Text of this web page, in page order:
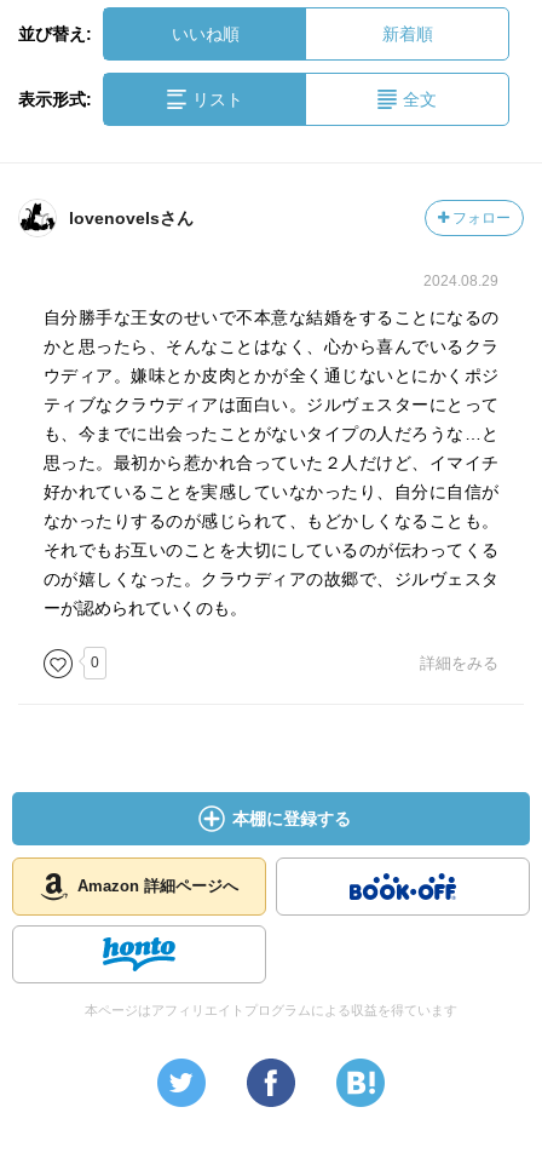
並び替え: いいね順 新着順
表示形式: リスト 全文
lovenovelsさん フォロー
2024.08.29
自分勝手な王女のせいで不本意な結婚をすることになるの
かと思ったら、そんなことはなく、心から喜んでいるクラ
ウディア。嫌味とか皮肉とかが全く通じないとにかくポジ
ティブなクラウディアは面白い。ジルヴェスターにとって
も、今までに出会ったことがないタイプの人だろうな…と
思った。最初から惹かれ合っていた２人だけど、イマイチ
好かれていることを実感していなかったり、自分に自信が
なかったりするのが感じられて、もどかしくなることも。
それでもお互いのことを大切にしているのが伝わってくる
のが嬉しくなった。クラウディアの故郷で、ジルヴェスタ
ーが認められていくのも。
0 詳細をみる
本棚に登録する
Amazon 詳細ページへ
本ページはアフィリエイトプログラムによる収益を得ています